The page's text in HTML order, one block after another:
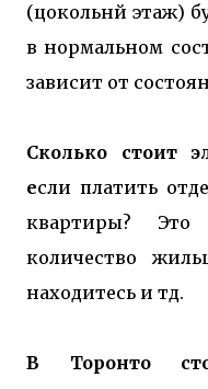
(цокольнй этаж)
в нормальном
зависит от
Сколько стоит
если платить
квартиры?
количество
находитесь и тд.
В Торонто